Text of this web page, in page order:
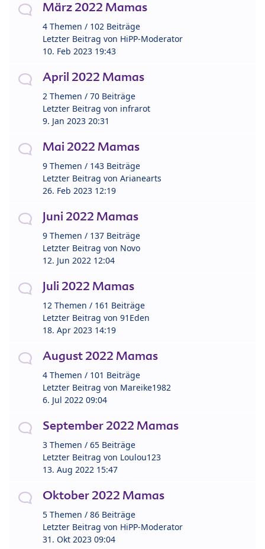
März 2022 Mamas
4 Themen / 102 Beiträge
Letzter Beitrag von HiPP-Moderator
10. Feb 2023 19:43
April 2022 Mamas
2 Themen / 70 Beiträge
Letzter Beitrag von infrarot
9. Jan 2023 20:31
Mai 2022 Mamas
9 Themen / 143 Beiträge
Letzter Beitrag von Arianearts
26. Feb 2023 12:19
Juni 2022 Mamas
9 Themen / 137 Beiträge
Letzter Beitrag von Novo
12. Jun 2022 12:04
Juli 2022 Mamas
12 Themen / 161 Beiträge
Letzter Beitrag von 91Eden
18. Apr 2023 14:19
August 2022 Mamas
4 Themen / 101 Beiträge
Letzter Beitrag von Mareike1982
6. Jul 2022 09:04
September 2022 Mamas
3 Themen / 65 Beiträge
Letzter Beitrag von Loulou123
13. Aug 2022 15:47
Oktober 2022 Mamas
5 Themen / 86 Beiträge
Letzter Beitrag von HiPP-Moderator
31. Okt 2023 09:04